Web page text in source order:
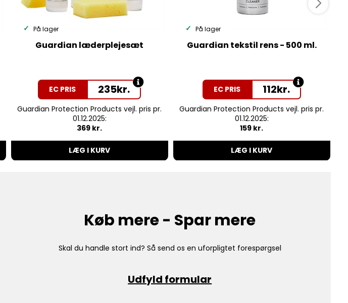
På lager
Guardian læderplejesæt
EC PRIS 235kr.
Guardian Protection Products vejl. pris pr.
01.12.2025:
369 kr.
LÆG I KURV
På lager
Guardian tekstil rens - 500 ml.
EC PRIS 112kr.
Guardian Protection Products vejl. pris pr.
01.12.2025:
159 kr.
LÆG I KURV
Køb mere - Spar mere
Skal du handle stort ind? Så send os en uforpligtet forespørgsel
Udfyld formular